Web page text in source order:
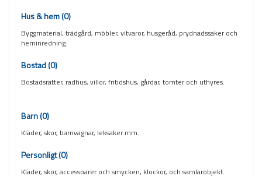
Hus & hem(0)
Byggmaterial, trädgård, möbler, vitvaror, husgeråd, prydnadssaker och
heminredning.
Bostad(0)
Bostadsrätter, radhus, villor, fritidshus, gårdar, tomter och uthyres.
Barn(0)
Kläder, skor, barnvagnar, leksaker mm.
Personligt(0)
Kläder, skor, accessoarer och smycken, klockor, och samlarobjekt.